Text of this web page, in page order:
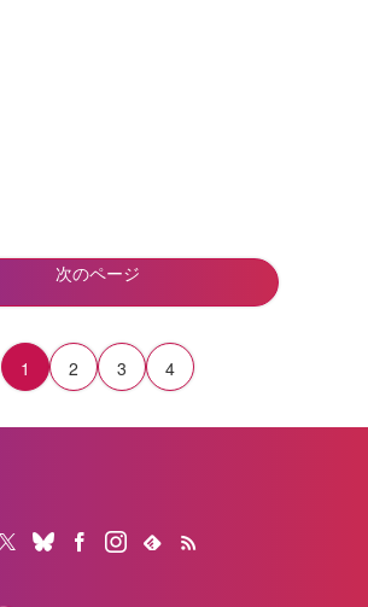
次のページ
1 2 3 4